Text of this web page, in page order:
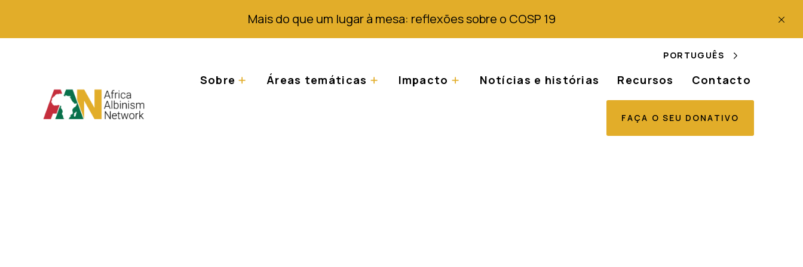
Mais do que um lugar à mesa: reflexões sobre o COSP 19
PORTUGUÊS
Sobre Áreas temáticas Impacto Notícias e histórias Recursos Contacto
FAÇA O SEU DONATIVO